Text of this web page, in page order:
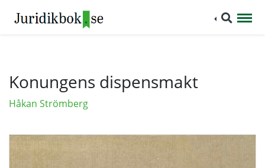
Konungens dispensmakt
Håkan Strömberg